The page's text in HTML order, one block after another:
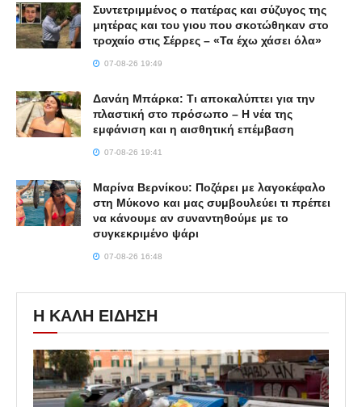
Συντετριμμένος ο πατέρας και σύζυγος της
μητέρας και του γιου που σκοτώθηκαν στο
τροχαίο στις Σέρρες – «Τα έχω χάσει όλα»
07-08-26 19:49
Δανάη Μπάρκα: Τι αποκαλύπτει για την
πλαστική στο πρόσωπο – Η νέα της
εμφάνιση και η αισθητική επέμβαση
07-08-26 19:41
Μαρίνα Βερνίκου: Ποζάρει με λαγοκέφαλο
στη Μύκονο και μας συμβουλεύει τι πρέπει
να κάνουμε αν συναντηθούμε με το
συγκεκριμένο ψάρι
07-08-26 16:48
Η ΚΑΛΗ ΕΙΔΗΣΗ